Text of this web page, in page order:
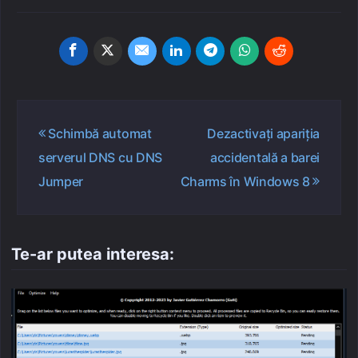
Navigare
articole
Schimbă automat
serverul DNS cu DNS
Jumper
Dezactivați apariția
accidentală a barei
Charms în Windows 8
Te-ar putea interesa: